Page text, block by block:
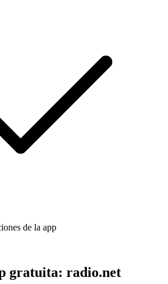
de la app
gratuita: radio.net